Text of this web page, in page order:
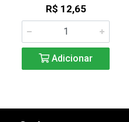
R$ 12,65
Adicionar